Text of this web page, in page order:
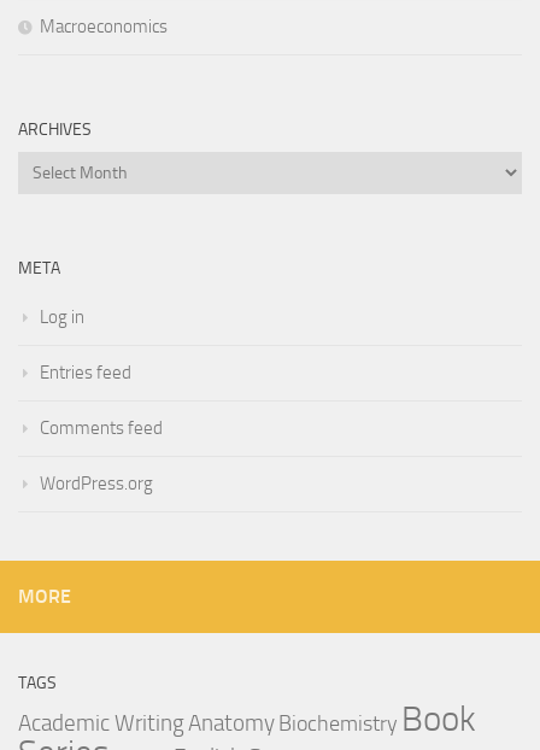
Macroeconomics
ARCHIVES
Archives
META
Log in
Entries feed
Comments feed
WordPress.org
MORE
TAGS
Academic WritingAnatomy Biochemistry Book